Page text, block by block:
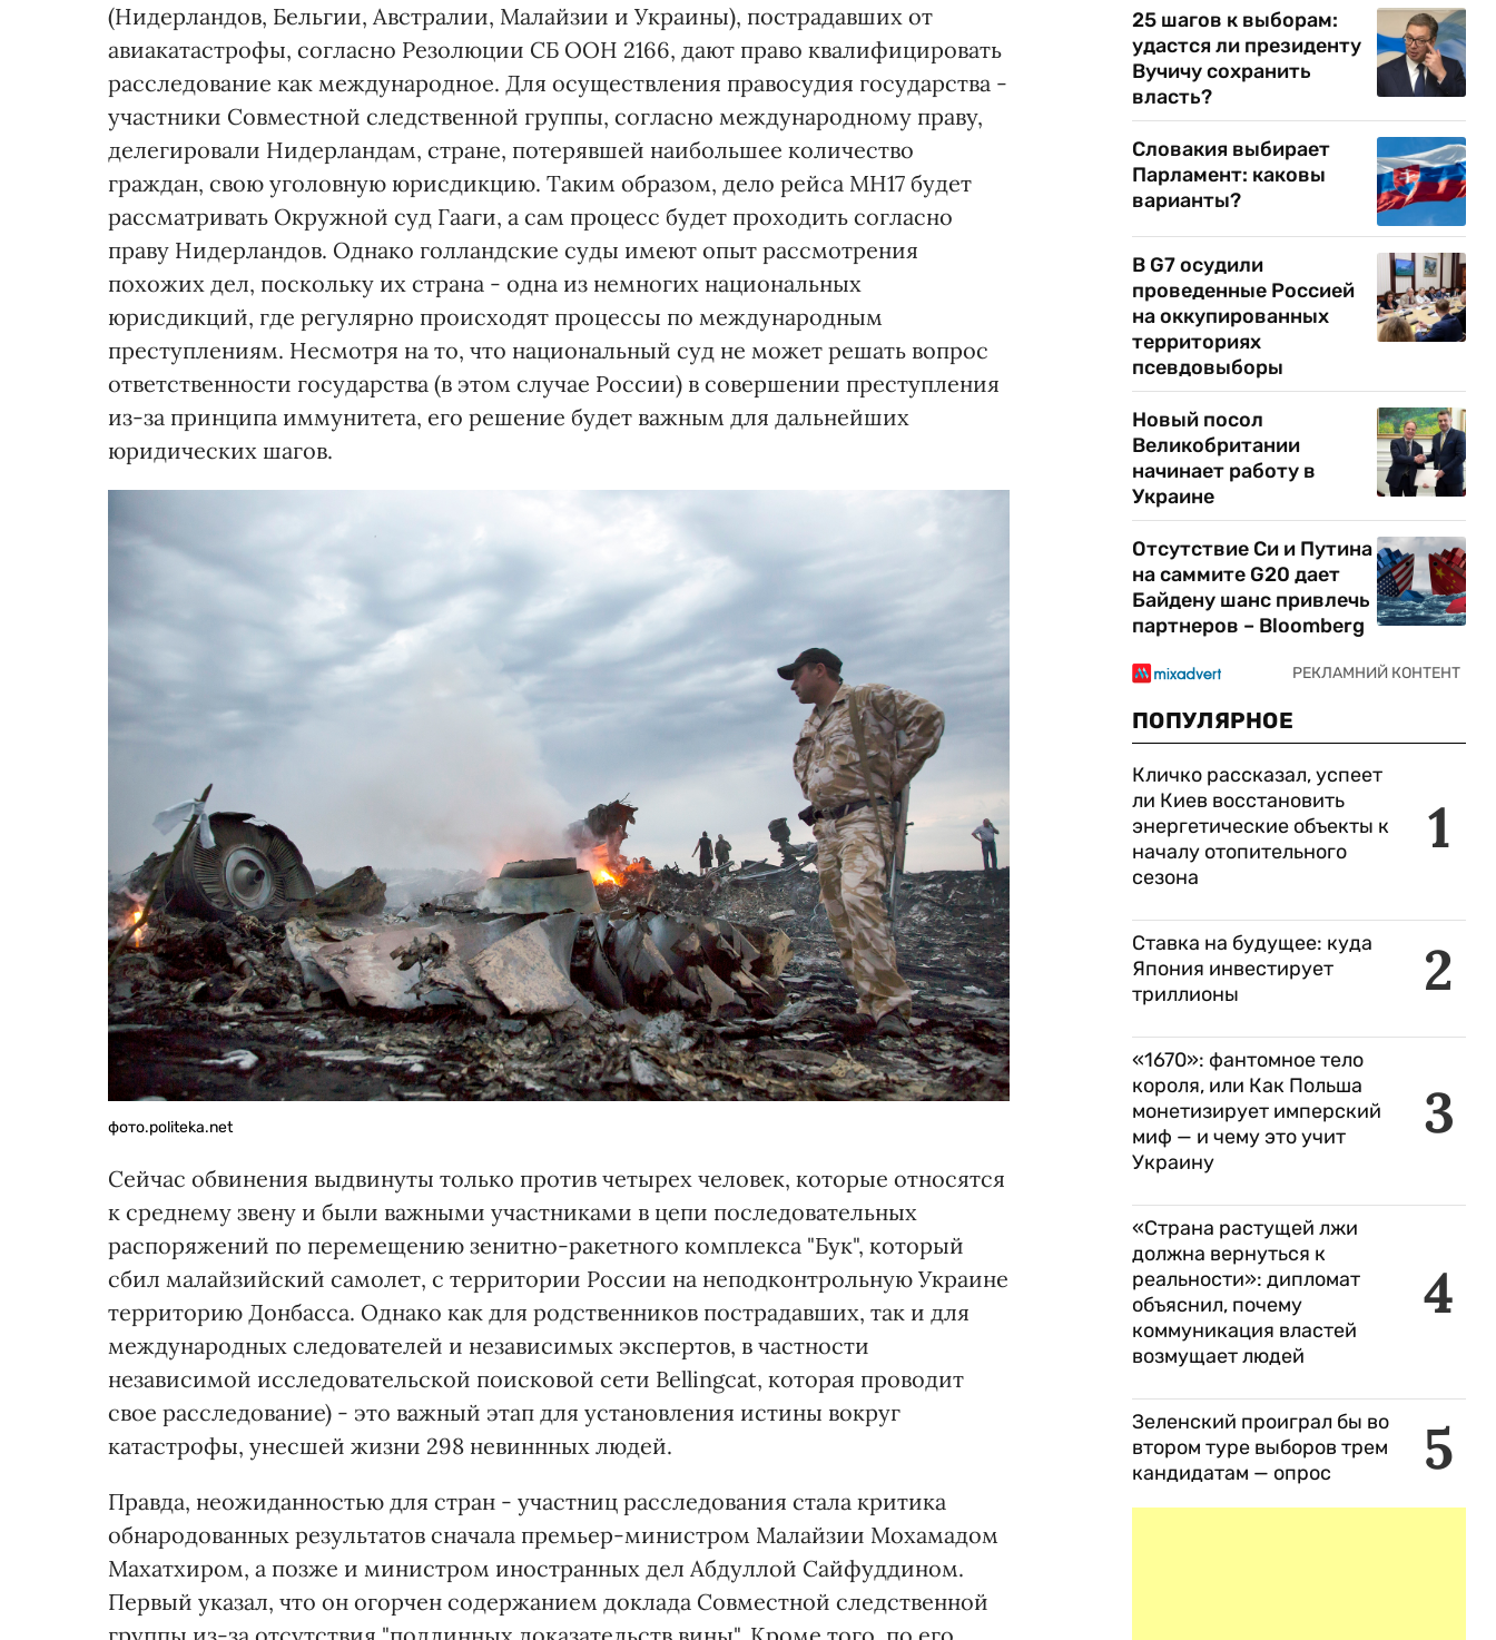
(Нидерландов, Бельгии, Австралии, Малайзии и Украины), пострадавших от
авиакатастрофы, согласно Резолюции СБ ООН 2166, дают право квалифицировать
расследование как международное. Для осуществления правосудия государства -
участники Совместной следственной группы, согласно международному праву,
делегировали Нидерландам, стране, потерявшей наибольшее количество
граждан, свою уголовную юрисдикцию. Таким образом, дело рейса МН17 будет
рассматривать Окружной суд Гааги, а сам процесс будет проходить согласно
праву Нидерландов. Однако голландские суды имеют опыт рассмотрения
похожих дел, поскольку их страна - одна из немногих национальных
юрисдикций, где регулярно происходят процессы по международным
преступлениям. Несмотря на то, что национальный суд не может решать вопрос
ответственности государства (в этом случае России) в совершении преступления
из-за принципа иммунитета, его решение будет важным для дальнейших
юридических шагов.
фото.politeka.net
Сейчас обвинения выдвинуты только против четырех человек, которые относятся
к среднему звену и были важными участниками в цепи последовательных
распоряжений по перемещению зенитно-ракетного комплекса "Бук", который
сбил малайзийский самолет, с территории России на неподконтрольную Украине
территорию Донбасса. Однако как для родственников пострадавших, так и для
международных следователей и независимых экспертов, в частности
независимой исследовательской поисковой сети Bellingcat, которая проводит
свое расследование) - это важный этап для установления истины вокруг
катастрофы, унесшей жизни 298 невиннных людей.
Правда, неожиданностью для стран - участниц расследования стала критика
обнародованных результатов сначала премьер-министром Малайзии Мохамадом
Махатхиром, а позже и министром иностранных дел Абдуллой Сайфуддином.
Первый указал, что он огорчен содержанием доклада Совместной следственной
25 шагов к выборам:
удастся ли президенту
Вучичу сохранить
власть?
Словакия выбирает
Парламент: каковы
варианты?
В G7 осудили
проведенные Россией
на оккупированных
территориях
псевдовыборы
Новый посол
Великобритании
начинает работу в
Украине
Отсутствие Си и Путина
на саммите G20 дает
Байдену шанс привлечь
партнеров – Bloomberg
ПОПУЛЯРНОЕ
1
Кличко рассказал, успеет
ли Киев восстановить
энергетические объекты к
началу отопительного
сезона
2
Ставка на будущее: куда
Япония инвестирует
триллионы
3
«1670»: фантомное тело
короля, или Как Польша
монетизирует имперский
миф — и чему это учит
Украину
4
«Страна растущей лжи
должна вернуться к
реальности»: дипломат
объяснил, почему
коммуникация властей
возмущает людей
5
Зеленский проиграл бы во
втором туре выборов трем
кандидатам — опрос